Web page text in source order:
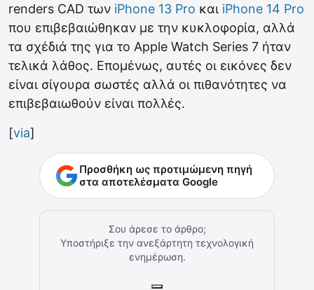
renders CAD των iPhone 13 Pro και iPhone 14 Pro
που επιβεβαιώθηκαν με την κυκλοφορία, αλλά
τα σχέδιά της για το Apple Watch Series 7 ήταν
τελικά λάθος. Επομένως, αυτές οι εικόνες δεν
είναι σίγουρα σωστές αλλά οι πιθανότητες να
επιβεβαιωθούν είναι πολλές.
[via]
Προσθήκη ως προτιμώμενη πηγή
στα αποτελέσματα Google
Σου άρεσε το άρθρο;
Υποστήριξε την ανεξάρτητη τεχνολογική
ενημέρωση.